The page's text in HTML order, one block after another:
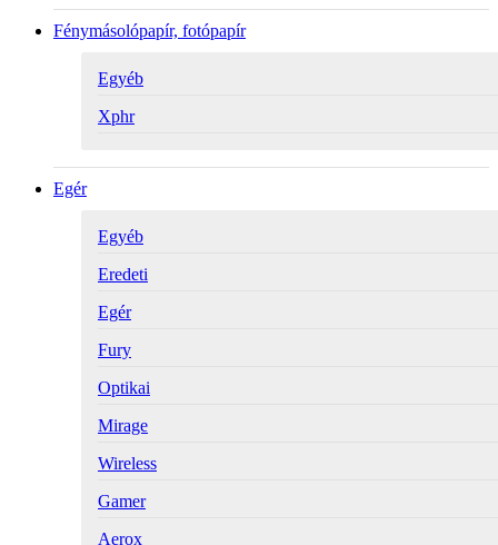
Fénymásolópapír, fotópapír
Egyéb
Xphr
Egér
Egyéb
Eredeti
Egér
Fury
Optikai
Mirage
Wireless
Gamer
Aerox